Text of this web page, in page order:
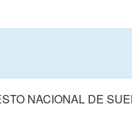
NACIONAL DE